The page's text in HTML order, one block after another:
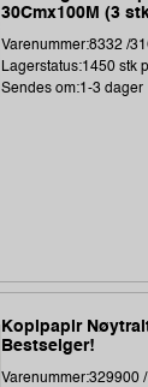
30Cmx100M (3
Varenummer:8332 /
Lagerstatus:1450 stk
Sendes om:1-3 dager
Kopipapir
Bestselger!
Varenummer:329900 /